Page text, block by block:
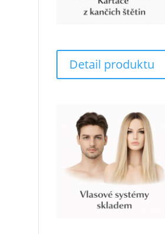
Detail produktu